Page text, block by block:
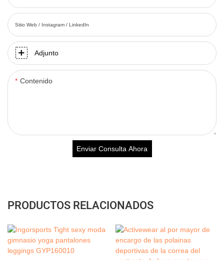
Sitio Web / Instagram / LinkedIn
Adjunto
Contenido
Enviar Consulta Ahora
PRODUCTOS RELACIONADOS